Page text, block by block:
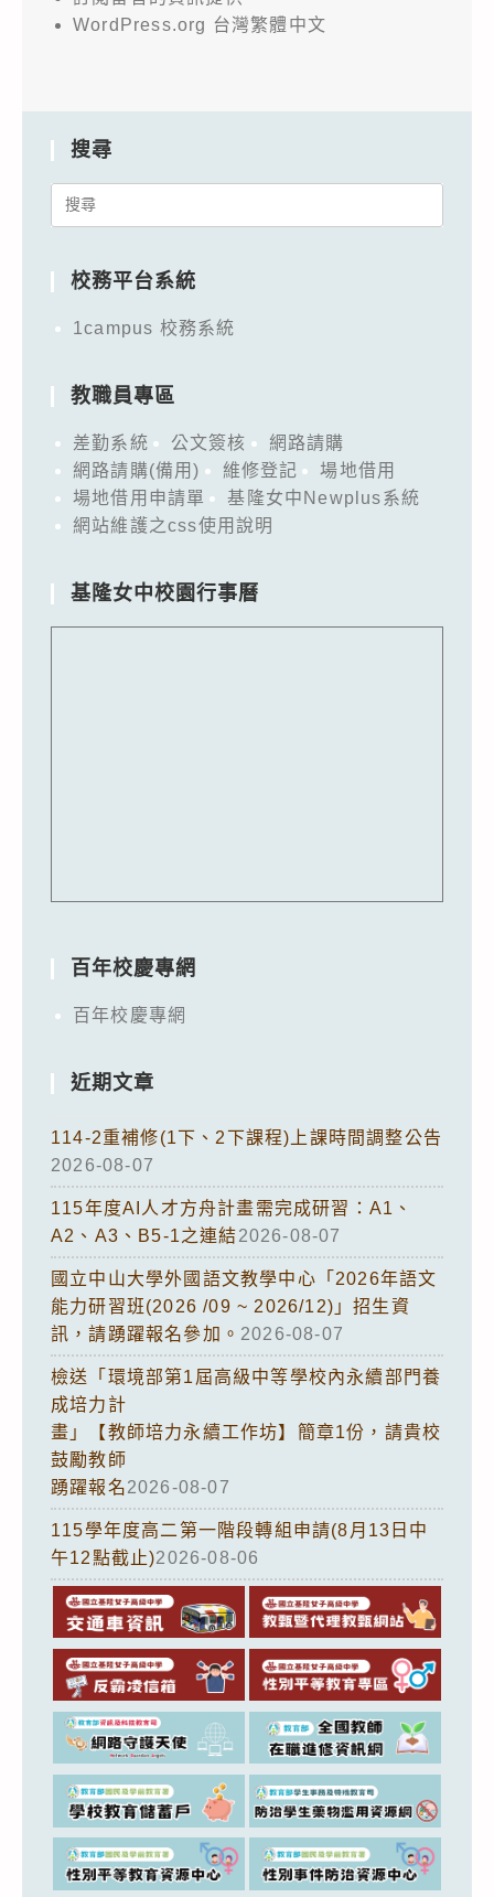
WordPress.org 台灣繁體中文
搜尋
Search
校務平台系統
1campus 校務系統
教職員專區
差勤系統 公文簽核
網路請購
網路請購(備用)
維修登記
場地借用
場地借用申請單
基隆女中Newplus系統
網站維護之css使用說明
基隆女中校園行事曆
百年校慶專網
百年校慶專網
近期文章
114-2重補修(1下、2下課程)上課時間調整公告
2026-08-07
115年度AI人才方舟計畫需完成研習：A1、
A2、A3、B5-1之連結2026-08-07
國立中山大學外國語文教學中心「2026年語文
能力研習班(2026 /09 ~ 2026/12)」招生資
訊，請踴躍報名參加。 2026-08-07
檢送「環境部第1屆高級中等學校內永續部門養
成培力計
畫」【教師培力永續工作坊】簡章1份，請貴校
鼓勵教師
踴躍報名2026-08-07
115學年度高二第一階段轉組申請(8月13日中
午12點截止)2026-08-06